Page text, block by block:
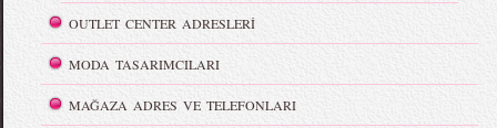
OUTLET CENTER ADRESLERİ
MODA TASARIMCILARI
MAĞAZA ADRES VE TELEFONLARI